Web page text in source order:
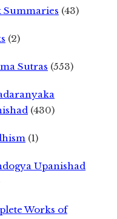
Summaries (43)
(2)
Sutras (553)
(430)
(1)
Upanishad
Works of